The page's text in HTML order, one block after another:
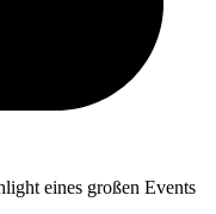
eines großen Events